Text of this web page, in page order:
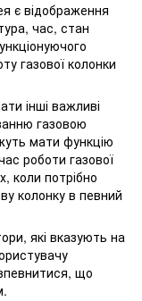
є відображення
час, стан
газової колонки
інші важливі
газовою
мати функцію
роботи газової
коли потрібно
колонку в певний
які вказують на
що